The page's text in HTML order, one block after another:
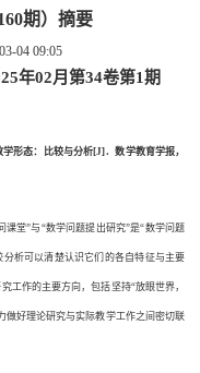
期）摘要
04 09:05
年02月第34卷第1期
形态：比较与分析[J]．数学教育学报，
课堂”与“数学问题提出研究”是“数学问题
析可以清楚认识它们的各自特征与主要
工作的主要方向，包括坚持“放眼世界，
做好理论研究与实际教学工作之间密切联